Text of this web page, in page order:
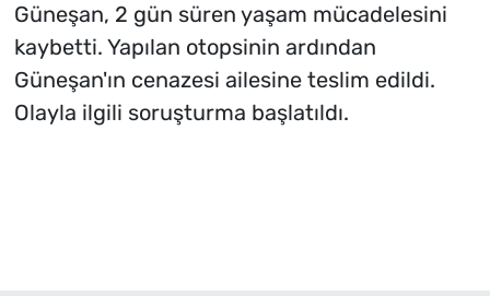
Güneşan, 2 gün süren yaşam mücadelesini
kaybetti. Yapılan otopsinin ardından
Güneşan'ın cenazesi ailesine teslim edildi.
Olayla ilgili soruşturma başlatıldı.